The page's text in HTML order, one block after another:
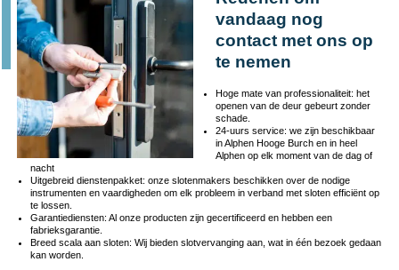
vandaag nog
contact met ons op
te nemen
Hoge mate van professionaliteit: het
openen van de deur gebeurt zonder
schade.
24-uurs service: we zijn beschikbaar
in Alphen Hooge Burch en in heel
Alphen op elk moment van de dag of
nacht
Uitgebreid dienstenpakket: onze slotenmakers beschikken over de nodige
instrumenten en vaardigheden om elk probleem in verband met sloten efficiënt op
te lossen.
Garantiediensten: Al onze producten zijn gecertificeerd en hebben een
fabrieksgarantie.
Breed scala aan sloten: Wij bieden slotvervanging aan, wat in één bezoek gedaan
kan worden.